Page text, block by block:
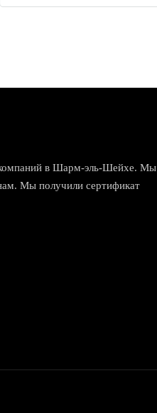
в Шарм-эль-Шейхе. Мы
Мы получили сертификат